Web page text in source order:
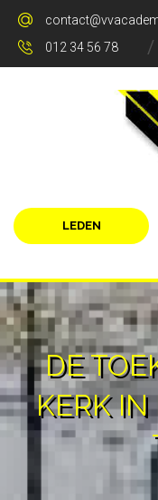
012 34 56 78
LEDEN
DE
KERK IN